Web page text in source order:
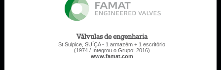
Válvulas de engenharia
St Sulpice, SUÍÇA - 1 armazém + 1 escritório
(1974 / Integrou o Grupo: 2016)
www.famat.com